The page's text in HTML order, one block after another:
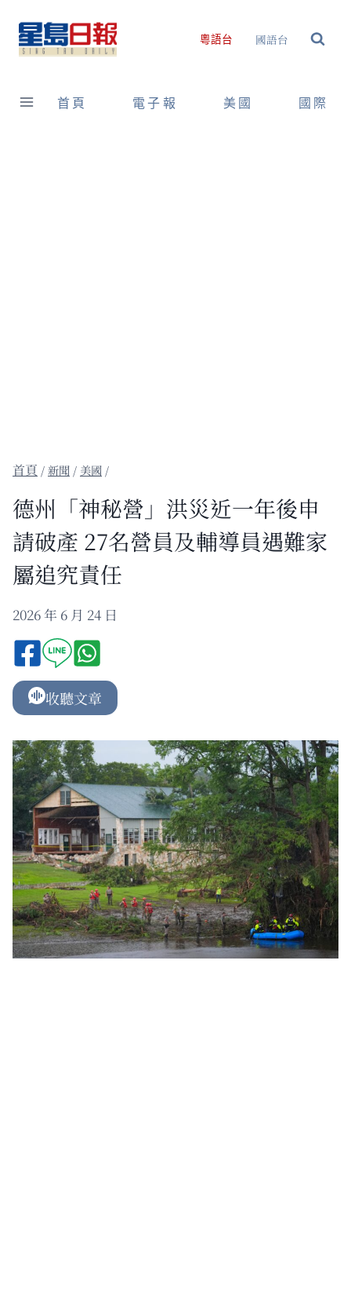
content
粵語台 國語台
首頁 電子報 美國 國際
/新聞 / 美國 /
德州「神秘營」洪災近一年後申
請破產 27名營員及輔導員遇難家
屬追究責任
2026 年 6 月 24 日
收聽文章